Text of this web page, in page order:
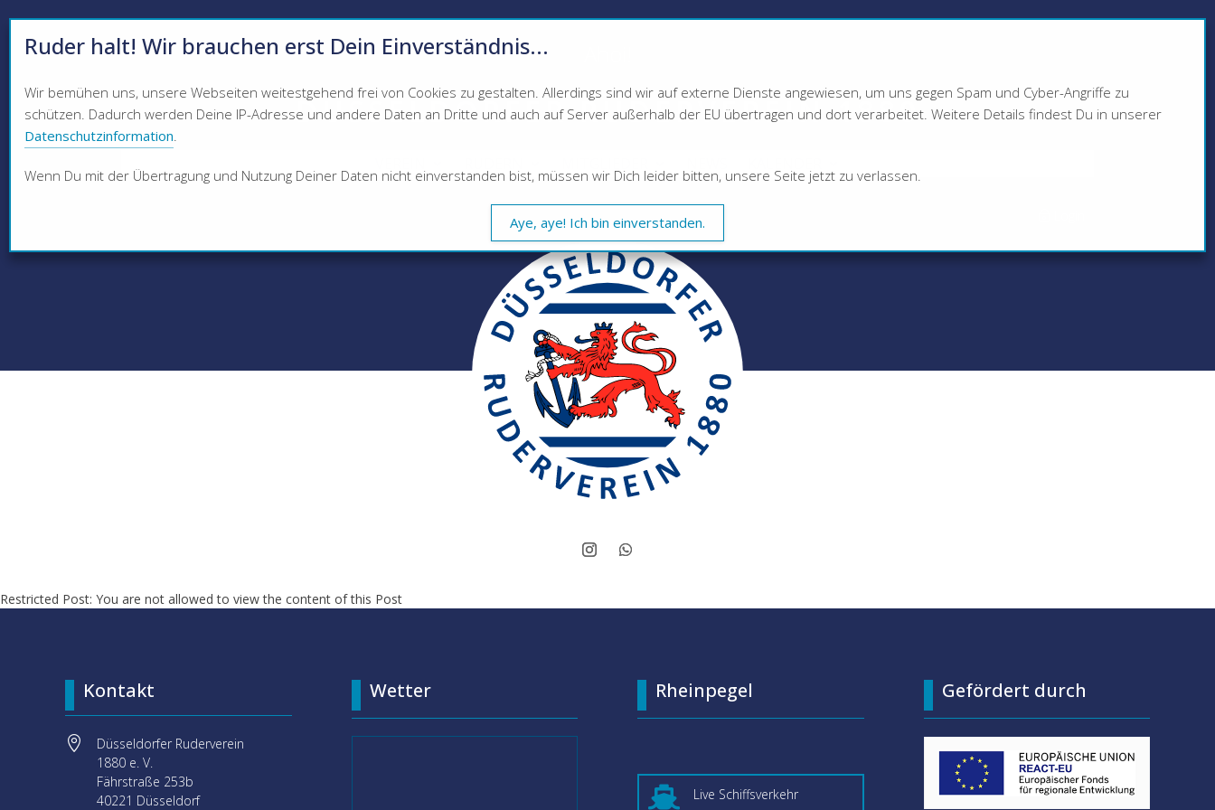
DÜSSELDORFER RUDERVEREIN 1880
Restricted Post: You are not allowed to view the content of this Post
Kontakt

Düsseldorfer Ruderverein
1880 e. V.
Fährstraße 253b
40221 Düsseldorf
Wetter Rheinpegel
 Live Schiffsverkehr
Gefördert durch
Ruder halt! Wir brauchen erst Dein Einverständnis...
Wir bemühen uns, unsere Webseiten weitestgehend frei von Cookies zu gestalten. Allerdings sind wir auf externe Dienste angewiesen, um uns gegen Spam und Cyber-Angriffe zu
schützen. Dadurch werden Deine IP-Adresse und andere Daten an Dritte und auch auf Server außerhalb der EU übertragen und dort verarbeitet. Weitere Details findest Du in unserer
Datenschutzinformation.
Wenn Du mit der Übertragung und Nutzung Deiner Daten nicht einverstanden bist, müssen wir Dich leider bitten, unsere Seite jetzt zu verlassen.
Aye, aye! Ich bin einverstanden.